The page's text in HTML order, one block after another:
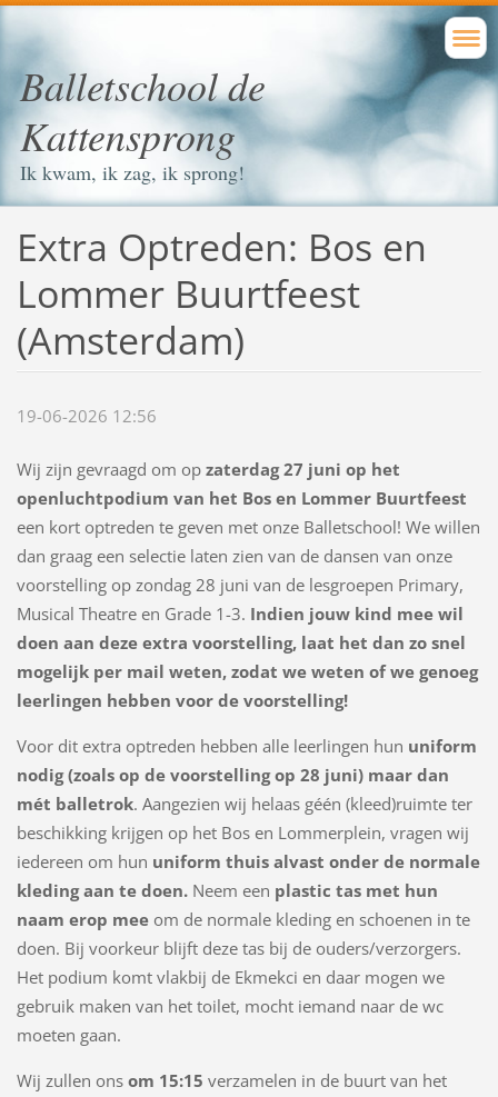
Balletschool de
Kattensprong
Ik kwam, ik zag, ik sprong!
Extra Optreden: Bos en
Lommer Buurtfeest
(Amsterdam)
19-06-2026 12:56
Wij zijn gevraagd om op zaterdag 27 juni op het
openluchtpodium van het Bos en Lommer Buurtfeest
een kort optreden te geven met onze Balletschool! We willen
dan graag een selectie laten zien van de dansen van onze
voorstelling op zondag 28 juni van de lesgroepen Primary,
Musical Theatre en Grade 1-3. Indien jouw kind mee wil
doen aan deze extra voorstelling, laat het dan zo snel
mogelijk per mail weten, zodat we weten of we genoeg
leerlingen hebben voor de voorstelling!
Voor dit extra optreden hebben alle leerlingen hun uniform
nodig (zoals op de voorstelling op 28 juni) maar dan
mét balletrok. Aangezien wij helaas géén (kleed)ruimte ter
beschikking krijgen op het Bos en Lommerplein, vragen wij
iedereen om hun uniform thuis alvast onder de normale
kleding aan te doen. Neem een plastic tas met hun
naam erop mee om de normale kleding en schoenen in te
doen. Bij voorkeur blijft deze tas bij de ouders/verzorgers.
Het podium komt vlakbij de Ekmekci en daar mogen we
gebruik maken van het toilet, mocht iemand naar de wc
moeten gaan.
Wij zullen ons om 15:15 verzamelen in de buurt van het